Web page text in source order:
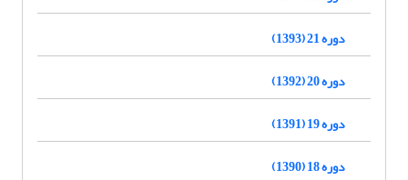
دوره 21 (1393)
دوره 20 (1392)
دوره 19 (1391)
دوره 18 (1390)